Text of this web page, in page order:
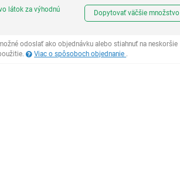
Ks
látok za výhodnú
Dopytovať väčšie množstvo
odoslať ako objednávku alebo stiahnuť na neskoršie
Viac o spôsoboch objednanie .